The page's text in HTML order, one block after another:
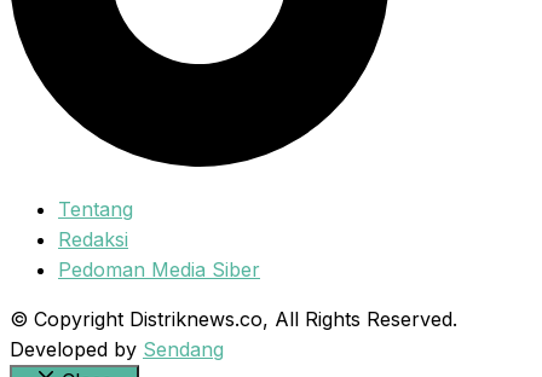
Tentang
Redaksi
Pedoman Media Siber
© Copyright Distriknews.co, All Rights Reserved.
Developed by Sendang